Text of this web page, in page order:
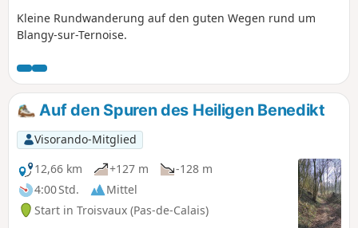
Kleine Rundwanderung auf den guten Wegen rund um
Blangy-sur-Ternoise.
Auf den Spuren des Heiligen Benedikt
Visorando-Mitglied
12,66 km
+127 m
-128 m
4:00 Std.
Mittel
Start in Troisvaux (Pas-de-Calais)